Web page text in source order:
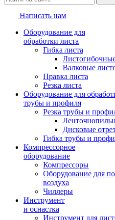
Написать нам
Оборудование для
обработки листа
Гибка листа
Валковые
Правка листа
Резка листа
Оборудование для
трубы и профиля
Резка трубы и
Дисковые
Гибка трубы и
Компрессорное
оборудование
Компрессоры
Оборудование для
воздуха
Чиллеры
Инструмент
и оснастка
Инструмент для